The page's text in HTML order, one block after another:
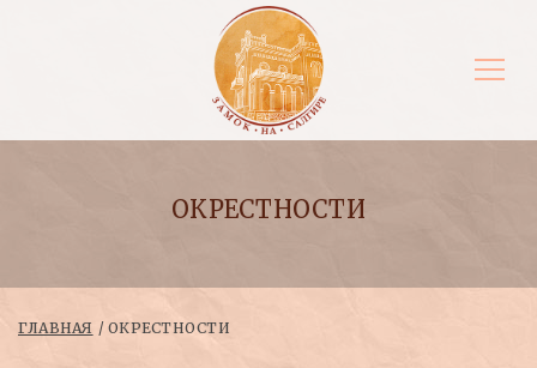
ОКРЕСТНОСТИ
ГЛАВНАЯ ОКРЕСТНОСТИ